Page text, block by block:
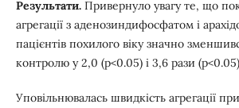
Результати. Привернуло увагу те, що
агрегації з аденозиндифосфатом і
пацієнтів похилого віку значно
контролю у 2,0 (р<0.05) і 3,6 рази
Уповільнювалась швидкість агрегації при